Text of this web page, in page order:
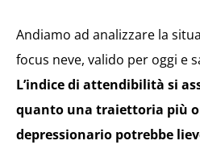
Andiamo ad analizzare la
focus neve, valido per oggi e
L’indice di attendibilità si
quanto una traiettoria più
depressionario potrebbe